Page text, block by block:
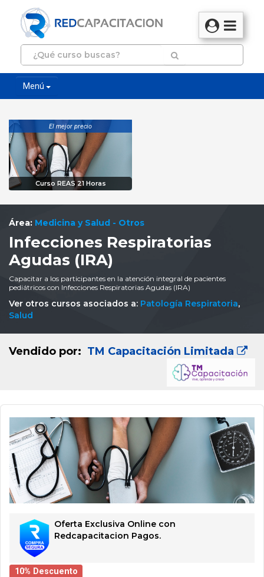
Menú
El mejor precio
Curso REAS 21 Horas
Área: Medicina y Salud - Otros
Infecciones Respiratorias
Agudas (IRA)
Capacitar a los participantes en la atención integral de pacientes
pediátricos con Infecciones Respiratorias Agudas (IRA)
Ver otros cursos asociados a: Patología Respiratoria,
Salud
Vendido por: TM Capacitación Limitada
Oferta Exclusiva Online con
Redcapacitacion Pagos.
10% Descuento